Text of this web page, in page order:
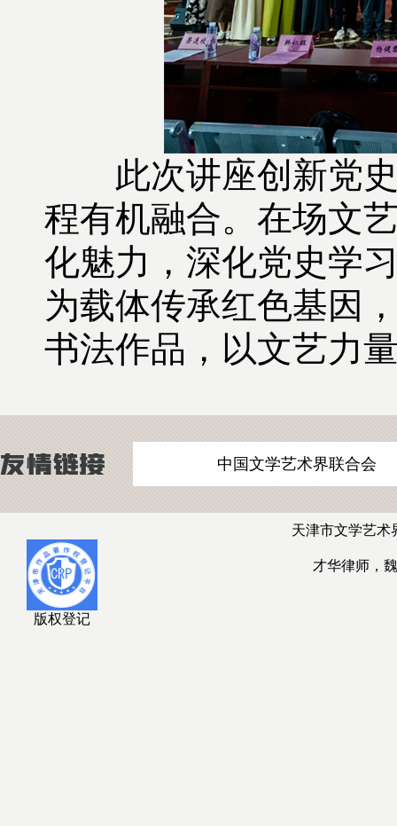
此次讲座创新党史
程有机融合。在场文
化魅力，深化党史学
为载体传承红色基因
书法作品，以文艺力
中国文学艺术界联合会
版权登记
天津市文学艺术
才华律师，